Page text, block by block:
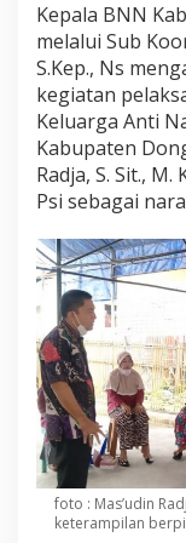
Kepala BNN
melalui Sub
S.Kep., Ns
kegiatan
Keluarga Anti
Kabupaten
Radja, S. Sit., M.
Psi sebagai
foto : Mas’udin
keterampilan